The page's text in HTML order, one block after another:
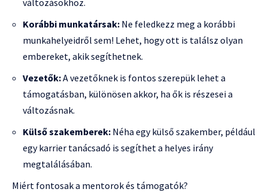
változásokhoz.
Korábbi munkatársak: Ne feledkezz meg a korábbi
munkahelyeidről sem! Lehet, hogy ott is találsz olyan
embereket, akik segíthetnek.
Vezetők:A vezetőknek is fontos szerepük lehet a
támogatásban, különösen akkor, ha ők is részesei a
változásnak.
Külső szakemberek: Néha egy külső szakember, például
egy karrier tanácsadó is segíthet a helyes irány
megtalálásában.
Miért fontosak a mentorok és támogatók?